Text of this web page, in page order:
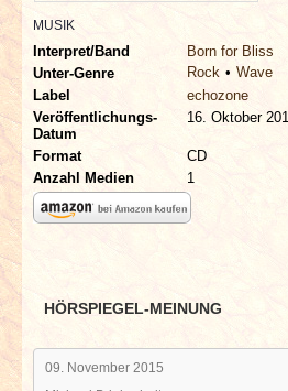
REDAKTION
LINKS
ARCHIV
MUSIK
Interpret/Band
Born for Bliss
Unter-Genre
Rock
Wave
Label
echozone
Veröffentlichungs-
Datum
16. Oktober
Format
CD
Anzahl Medien
1
HÖRSPIEGEL-MEINUNG
09. November 2015